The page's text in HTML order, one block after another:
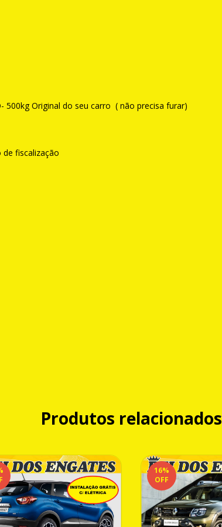
500kg Original do seu carro ( não precisa furar)
fiscalização
Produtos relacionados
16%
OFF